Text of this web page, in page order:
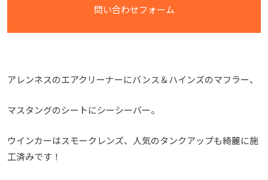
問い合わせフォーム
アレンネスのエアクリーナーにバンス＆ハインズのマフラー、
マスタングのシートにシーシーバー。
ウインカーはスモークレンズ、人気のタンクアップも綺麗に施
工済みです！